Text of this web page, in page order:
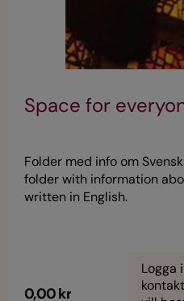
Space for
Folder med info om
folder with information
written in English.
0,00 kr
Logga